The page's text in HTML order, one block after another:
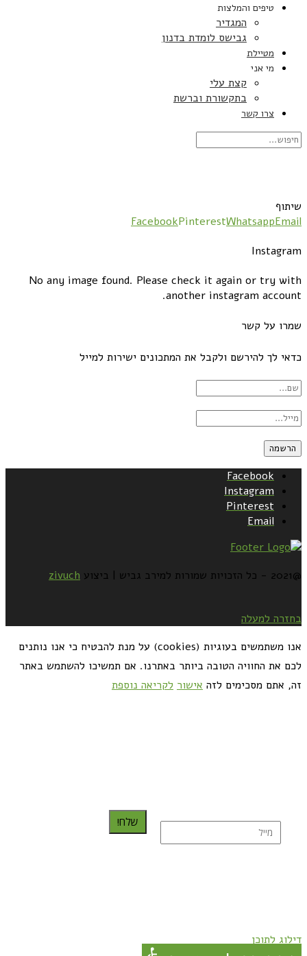
טיפים והמלצות
המגדיר
גבישס לומדת בדנון
מטיילת
מי אני
קצת עלי
בתקשורת וברשת
צרו קשר
שיתוף
FacebookPinterestWhatsappEmail
Instagram
No any image found. Please check it again or try with
another instagram account.
שמרו על קשר
כדאי לך להירשם ולקבל את המתכונים ישירות למייל
Facebook
Instagram
Pinterest
Email
@2021 - כל הזכויות שמורות למירב גביש | ביצוע zivuch
בחזרה למעלה
אנו משתמשים בעוגיות (cookies) על מנת להבטיח כי אנו נותנים
לכם את החוויה הטובה ביותר באתרנו. אם תמשיכו להשתמש באתר
זה, אתם מסכימים לזה אישור לקריאה נוספת
שלח!
דילוג לתוכן